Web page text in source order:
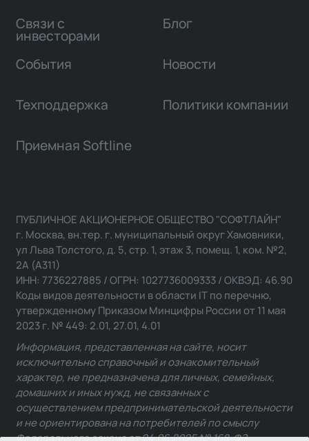
Связи с
инвесторами
Блог
События Новости
Техподдержка Политики компании
Приемная Softline
ПУБЛИЧНОЕ АКЦИОНЕРНОЕ ОБЩЕСТВО "СОФТЛАЙН"
г. Москва, вн.тер. г. муниципальный округ Хамовники,
ул Льва Толстого, д. 5, стр. 1, этаж 3, помещ. 1, ком. №2,
2А (А311)
ИНН: 7736227885 / ОГРН: 1027736009333 / ОКВЭД: 46.90
Коды видов деятельности в области IT по перечню,
утвержденному Приказом Минцифры России от 11 мая
2023 г. № 449: 2.01, 27.01, 4.01
Информация, представленная на сайте, носит
исключительно справочный и ознакомительный
характер, не предназначена для личных, семейных,
домашних и иных нужд, не связанных с
осуществлением предпринимательской деятельности
и не ориентирована на потребителей по смыслу
Федерального закона от 24.06.2025 № 168-ФЗ.